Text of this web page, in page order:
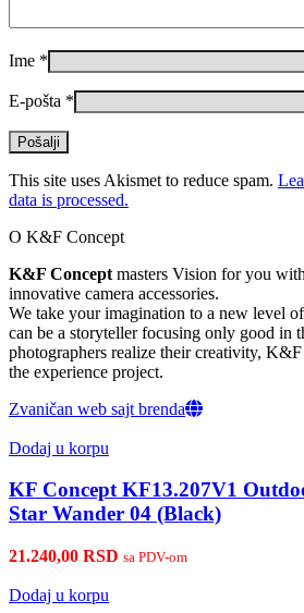
Ime *
E-pošta *
This site uses Akismet to reduce spam.
data is processed.
O K&F Concept
K&F Concept masters Vision for you
innovative camera accessories.
We take your imagination to a new level
can be a storyteller focusing only good in
photographers realize their creativity,
the experience project.
Zvaničan web sajt brenda
Dodaj u korpu
KF Concept KF13.207V1
Star Wander 04 (Black)
21.240,00 RSD sa PDV-om
Dodaj u korpu